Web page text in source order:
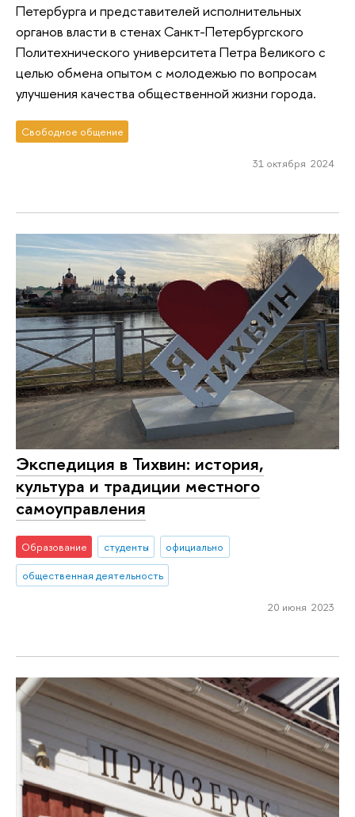
Петербурга и представителей исполнительных
органов власти в стенах Санкт-Петербургского
Политехнического университета Петра Великого с
целью обмена опытом с молодежью по вопросам
улучшения качества общественной жизни города.
Свободное общение
31 октября 2024
Экспедиция в Тихвин: история,
культура и традиции местного
самоуправления
Образование студенты
официально
общественная деятельность
20 июня 2023